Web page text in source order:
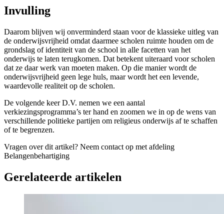
Invulling
Daarom blijven wij onverminderd staan voor de klassieke uitleg van
de onderwijsvrijheid omdat daarmee scholen ruimte houden om de
grondslag of identiteit van de school in alle facetten van het
onderwijs te laten terugkomen. Dat betekent uiteraard voor scholen
dat ze daar werk van moeten maken. Op die manier wordt de
onderwijsvrijheid geen lege huls, maar wordt het een levende,
waardevolle realiteit op de scholen.
De volgende keer D.V. nemen we een aantal
verkiezingsprogramma’s ter hand en zoomen we in op de wens van
verschillende politieke partijen om religieus onderwijs af te schaffen
of te begrenzen.
Vragen over dit artikel? Neem contact op met afdeling
Belangenbehartiging
Gerelateerde artikelen